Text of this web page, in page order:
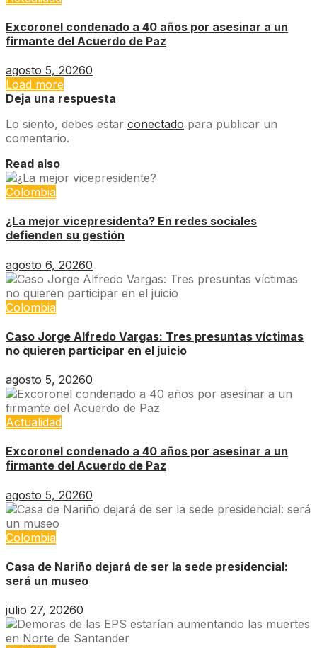
Excoronel condenado a 40 años por asesinar a un
firmante del Acuerdo de Paz
agosto 5, 20260
Load more
Deja una respuesta
Lo siento, debes estar conectado para publicar un
comentario.
Read also
Colombia
¿La mejor vicepresidenta? En redes sociales
defienden su gestión
agosto 6, 20260
Colombia
Caso Jorge Alfredo Vargas: Tres presuntas víctimas
no quieren participar en el juicio
agosto 5, 20260
Actualidad
Excoronel condenado a 40 años por asesinar a un
firmante del Acuerdo de Paz
agosto 5, 20260
Colombia
Casa de Nariño dejará de ser la sede presidencial:
será un museo
julio 27, 20260